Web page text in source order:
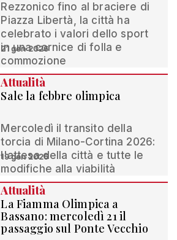
Rezzonico fino al braciere di
Piazza Libertà, la città ha
celebrato i valori dello sport
in una cornice di folla e
commozione
21 gen 2026
Attualità
Sale la febbre olimpica
Mercoledì il transito della
torcia di Milano-Cortina 2026:
l'attesa della città e tutte le
modifiche alla viabilità
19 gen 2026
Attualità
La Fiamma Olimpica a
Bassano: mercoledì 21 il
passaggio sul Ponte Vecchio